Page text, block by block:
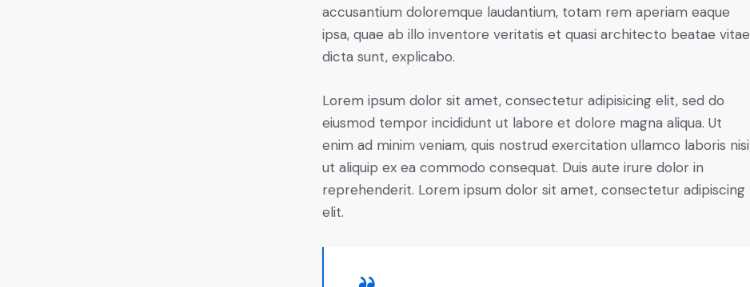
accusantium doloremque laudantium, totam rem aperiam eaque
ipsa, quae ab illo inventore veritatis et quasi architecto beatae vitae
dicta sunt, explicabo.
Lorem ipsum dolor sit amet, consectetur adipisicing elit, sed do
eiusmod tempor incididunt ut labore et dolore magna aliqua. Ut
enim ad minim veniam, quis nostrud exercitation ullamco laboris nisi
ut aliquip ex ea commodo consequat. Duis aute irure dolor in
reprehenderit. Lorem ipsum dolor sit amet, consectetur adipiscing
elit.